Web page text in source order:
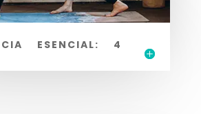
ESENCIAL: 4